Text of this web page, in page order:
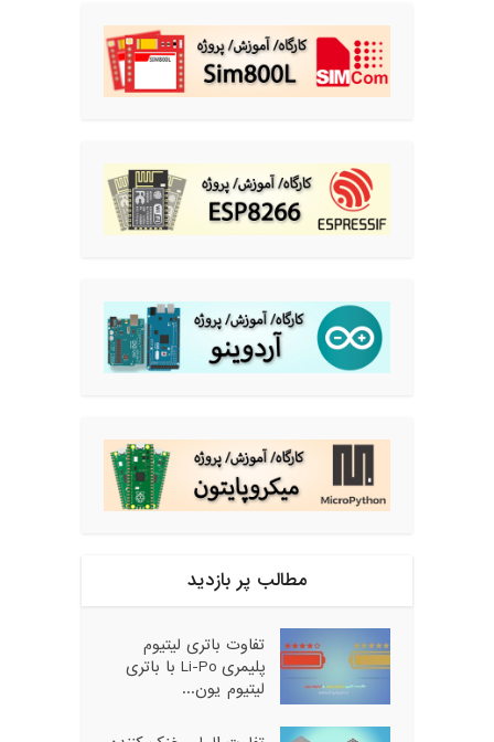
مطالب پر بازدید
تفاوت باتری لیتیوم
پلیمری Li-Po با باتری
لیتیوم یون...